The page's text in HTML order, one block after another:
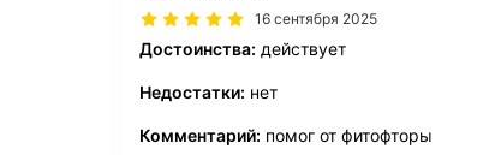
16 сентября 2025
Достоинства: действует
Недостатки: нет
Комментарий: помог от фитофторы